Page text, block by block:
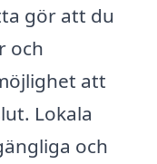
gör att du
och
att
Lokala
och